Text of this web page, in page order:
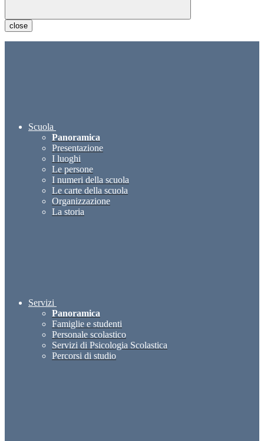
close
Scuola
Panoramica
Presentazione
I luoghi
Le persone
I numeri della scuola
Le carte della scuola
Organizzazione
La storia
Servizi
Panoramica
Famiglie e studenti
Personale scolastico
Servizi di Psicologia Scolastica
Percorsi di studio